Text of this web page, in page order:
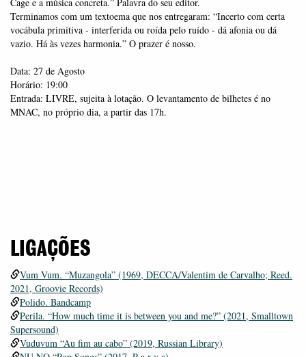
Terminamos com um textoema que nos entregaram: “Incerto com certa
vocábula primitiva - interferida ou roída pelo ruído - dá afonia ou dá
vazio. Há às vezes harmonia.” O prazer é nosso.
Data: 27 de Agosto
Horário: 19:00
Entrada: LIVRE, sujeita à lotação. O levantamento de bilhetes é no
MNAC, no próprio dia, a partir das 17h.
LIGAÇÕES
Vum Vum. “Muzangola” (1969, DECCA/Valentim de Carvalho; Reed.
2021, Groovie Records)
Polido. Bandcamp
Perila. “How much time it is between you and me?” (2021, Smalltown
Supersound)
Vuduvum “Au fim au cabo” (2019, Russian Library)